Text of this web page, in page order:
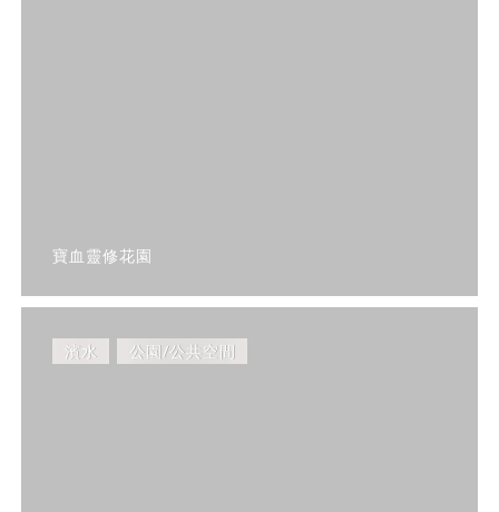
寶血靈修花園
濱水 公園/公共空間